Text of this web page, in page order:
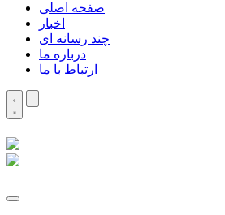
صفحه اصلی
اخبار
چند رسانه ای
درباره ما
ارتباط با ما